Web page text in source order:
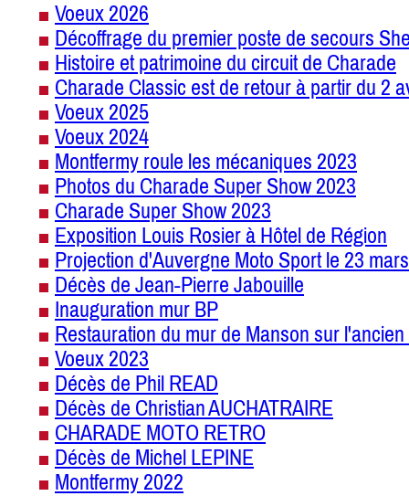
Voeux 2026
Décoffrage du premier poste de secours
Histoire et patrimoine du circuit de Charade
Charade Classic est de retour à partir du 2
Voeux 2025
Voeux 2024
Montfermy roule les mécaniques 2023
Photos du Charade Super Show 2023
Charade Super Show 2023
Exposition Louis Rosier à Hôtel de Région
Projection d'Auvergne Moto Sport le 23 mars
Décès de Jean-Pierre Jabouille
Inauguration mur BP
Restauration du mur de Manson sur
Voeux 2023
Décès de Phil READ
Décès de Christian AUCHATRAIRE
CHARADE MOTO RETRO
Décès de Michel LEPINE
Montfermy 2022